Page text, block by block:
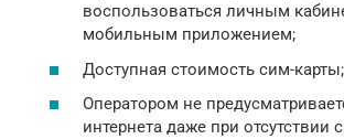
воспользоваться личным
мобильным приложением;
Доступная стоимость сим-карты;
Оператором не
интернета даже при отсутствии